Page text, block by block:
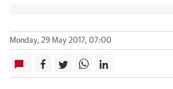
Monday, 29 May 2017, 07:00